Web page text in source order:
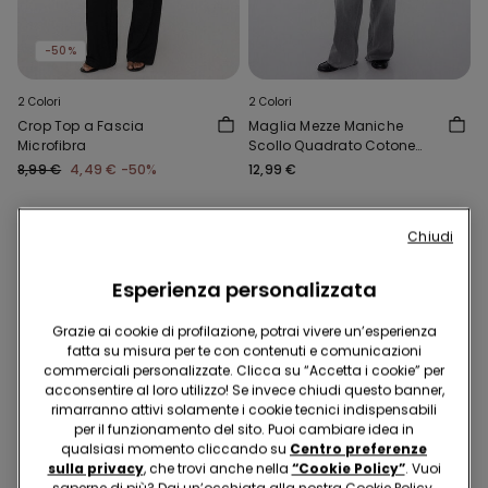
-50%
2 Colori
Crop Top a Fascia
Microfibra
8,99 € 4,49 € -50%
2 Colori
Maglia Mezze Maniche
Scollo Quadrato Cotone
Costine
12,99 €
Esperienza personalizzata
Grazie ai cookie di profilazione, potrai vivere un’esperienza
fatta su misura per te con contenuti e comunicazioni
commerciali personalizzate. Clicca su “Accetta i cookie” per
acconsentire al loro utilizzo! Se invece chiudi questo banner,
rimarranno attivi solamente i cookie tecnici indispensabili
per il funzionamento del sito. Puoi cambiare idea in
qualsiasi momento cliccando su Centro preferenze
sulla privacy, che trovi anche nella “Cookie Policy”. Vuoi
Chiudi